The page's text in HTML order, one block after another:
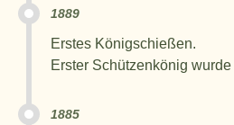
1889
Erstes Königschießen.
Erster Schützenkönig
1885